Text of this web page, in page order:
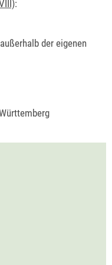
:
der eigenen